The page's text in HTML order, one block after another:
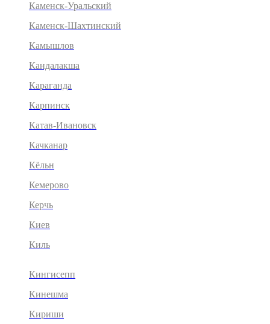
Каменск-Уральский
Каменск-Шахтинский
Камышлов
Кандалакша
Караганда
Карпинск
Катав-Ивановск
Качканар
Кёльн
Кемерово
Керчь
Киев
Киль
Кингисепп
Кинешма
Кириши